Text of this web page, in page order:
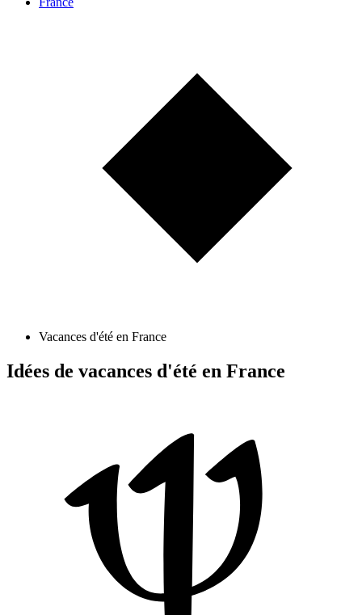
Vacances d'été en France
Idées de vacances d'été en France